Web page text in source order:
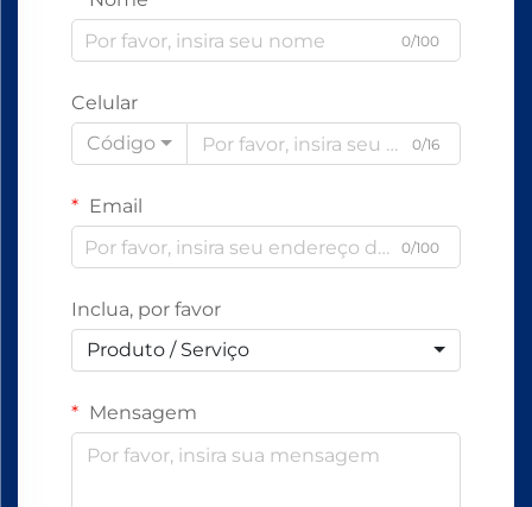
0/100
Celular
Código
0/16
Email
0/100
Inclua, por favor
Produto / Serviço
Mensagem